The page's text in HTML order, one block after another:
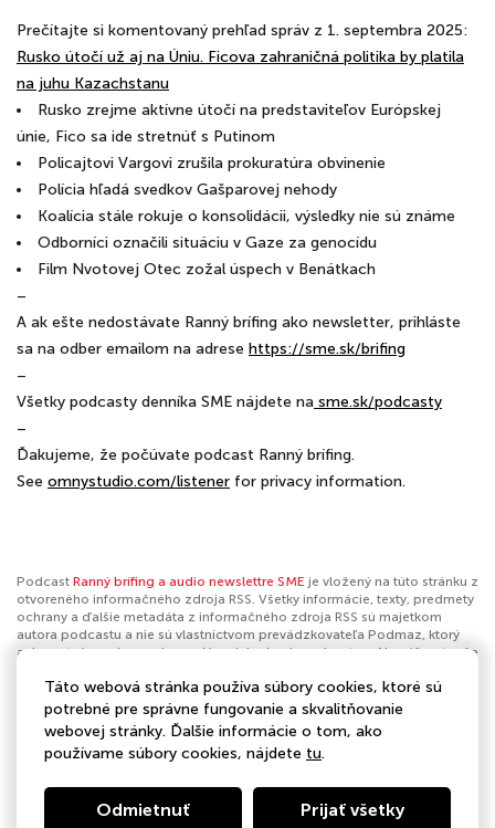
Prečítajte si komentovaný prehľad správ z 1. septembra 2025:
Rusko útočí už aj na Úniu. Ficova zahraničná politika by platila
na juhu Kazachstanu
Rusko zrejme aktívne útočí na predstaviteľov Európskej
únie, Fico sa ide stretnúť s Putinom
Policajtovi Vargovi zrušila prokuratúra obvinenie
Polícia hľadá svedkov Gašparovej nehody
Koalícia stále rokuje o konsolidácii, výsledky nie sú známe
Odborníci označili situáciu v Gaze za genocídu
Film Nvotovej Otec zožal úspech v Benátkach
–
A ak ešte nedostávate Ranný brífing ako newsletter, prihláste
sa na odber emailom na adrese ⁠⁠⁠⁠⁠⁠⁠⁠⁠⁠⁠⁠⁠⁠⁠⁠⁠⁠⁠⁠⁠⁠⁠⁠⁠⁠⁠⁠⁠⁠⁠⁠⁠⁠⁠⁠⁠⁠⁠⁠⁠⁠⁠⁠⁠⁠⁠⁠⁠⁠⁠⁠⁠⁠⁠⁠⁠⁠⁠⁠⁠⁠⁠⁠⁠⁠⁠⁠⁠⁠⁠⁠⁠⁠⁠⁠⁠⁠⁠⁠⁠https://sme.sk/brifing⁠⁠⁠⁠⁠⁠⁠⁠⁠⁠⁠⁠⁠⁠⁠⁠⁠⁠⁠⁠⁠⁠⁠⁠⁠⁠⁠⁠⁠⁠⁠⁠⁠⁠⁠⁠⁠⁠⁠⁠⁠⁠⁠⁠⁠⁠⁠⁠⁠⁠⁠⁠⁠⁠⁠⁠⁠⁠⁠⁠⁠⁠⁠⁠⁠⁠⁠⁠⁠⁠⁠⁠⁠⁠⁠⁠⁠⁠⁠⁠⁠
–
Všetky podcasty denníka SME nájdete na ⁠⁠⁠⁠⁠⁠⁠⁠⁠⁠⁠⁠⁠⁠⁠⁠⁠⁠⁠⁠⁠⁠⁠⁠⁠⁠⁠⁠⁠⁠⁠⁠⁠⁠⁠⁠⁠⁠⁠⁠⁠⁠⁠⁠⁠⁠⁠⁠⁠⁠⁠⁠⁠⁠⁠⁠⁠⁠⁠⁠⁠⁠⁠⁠⁠⁠⁠⁠⁠⁠⁠⁠⁠⁠⁠⁠⁠⁠⁠⁠⁠⁠⁠⁠⁠⁠⁠⁠⁠⁠⁠⁠⁠⁠⁠⁠⁠⁠⁠⁠⁠⁠⁠⁠⁠⁠⁠⁠⁠⁠⁠⁠⁠⁠⁠⁠⁠⁠⁠⁠⁠⁠⁠⁠⁠⁠⁠⁠⁠⁠⁠⁠⁠⁠⁠⁠⁠⁠⁠⁠⁠⁠⁠⁠⁠⁠⁠⁠⁠⁠⁠⁠⁠⁠⁠⁠⁠⁠⁠⁠⁠⁠⁠⁠⁠⁠⁠⁠⁠ ⁠⁠sme.sk/podcasty⁠⁠⁠⁠⁠⁠⁠⁠⁠⁠⁠⁠⁠⁠⁠⁠⁠⁠⁠⁠⁠⁠⁠⁠⁠⁠⁠⁠⁠⁠⁠⁠⁠⁠⁠⁠⁠⁠⁠⁠⁠⁠⁠⁠⁠⁠⁠⁠⁠⁠⁠⁠⁠⁠⁠⁠⁠⁠⁠⁠⁠⁠⁠⁠⁠⁠⁠⁠⁠⁠⁠⁠⁠⁠⁠⁠⁠⁠⁠⁠⁠⁠⁠⁠⁠⁠⁠⁠⁠⁠⁠⁠⁠⁠⁠⁠⁠⁠⁠⁠⁠⁠⁠⁠⁠⁠⁠⁠⁠⁠⁠⁠⁠⁠⁠⁠⁠⁠⁠⁠⁠⁠⁠⁠⁠⁠⁠⁠⁠⁠⁠⁠⁠⁠⁠⁠⁠⁠⁠⁠⁠⁠⁠⁠⁠⁠⁠⁠⁠⁠⁠⁠⁠⁠⁠⁠⁠⁠⁠⁠⁠⁠⁠⁠⁠⁠⁠⁠⁠⁠⁠⁠⁠⁠⁠⁠⁠⁠⁠⁠⁠⁠⁠⁠⁠⁠⁠⁠⁠⁠⁠⁠⁠⁠⁠⁠⁠⁠⁠⁠⁠⁠
–
Ďakujeme, že počúvate podcast Ranný brífing.
See omnystudio.com/listener for privacy information.
Podcast Ranný brífing a audio newslettre SME je vložený na túto stránku z
otvoreného informačného zdroja RSS. Všetky informácie, texty, predmety
ochrany a ďalšie metadáta z informačného zdroja RSS sú majetkom
autora podcastu a nie sú vlastníctvom prevádzkovateľa Podmaz, ktorý
ani nevytvára ani nezodpovedá za ich obsah podcastov. Ak máš za to, že
nahlásiť obsah. Ak je toto tvoj podcast a chceš získať kontrolu nad týmto
profilomklikni sem.
Autor:Ranný brífing
Kategórie:
Táto webová stránka používa súbory cookies, ktoré sú
potrebné pre správne fungovanie a skvalitňovanie
webovej stránky. Ďalšie informácie o tom, ako
používame súbory cookies, nájdete tu.
Odmietnuť Prijať všetky